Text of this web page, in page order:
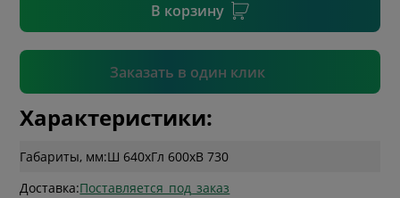
В корзину
Заказать в один клик
Подтвердить
Характеристики:
Габариты, мм:Ш 640xГл 600xВ 730
Доставка:Поставляется_под_заказ